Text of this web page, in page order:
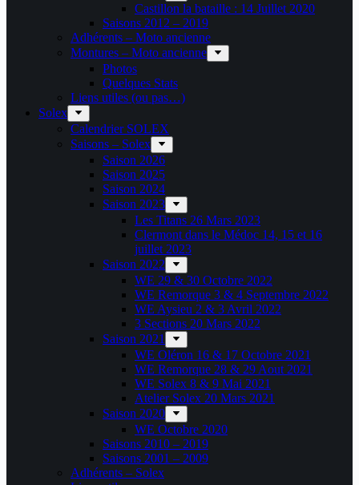
Castillon la bataille : 14 Juillet 2020
Saisons 2012 – 2019
Adhérents – Moto ancienne
Montures – Moto ancienne
Photos
Quelques Stats
Liens utiles (ou pas…)
Solex
Calendrier SOLEX
Saisons – Solex
Saison 2026
Saison 2025
Saison 2024
Saison 2023
Les Titans 26 Mars 2023
Clermont dans le Médoc 14, 15 et 16
juillet 2023
Saison 2022
WE 29 & 30 Octobre 2022
WE Remorque 3 & 4 Septembre 2022
WE Aysieu 2 & 3 Avril 2022
3 Sections 20 Mars 2022
Saison 2021
WE Oléron 16 & 17 Octobre 2021
WE Remorque 28 & 29 Aout 2021
WE Solex 8 & 9 Mai 2021
Atelier Solex 20 Mars 2021
Saison 2020
WE Octobre 2020
Saisons 2010 – 2019
Saisons 2001 – 2009
Adhérents – Solex